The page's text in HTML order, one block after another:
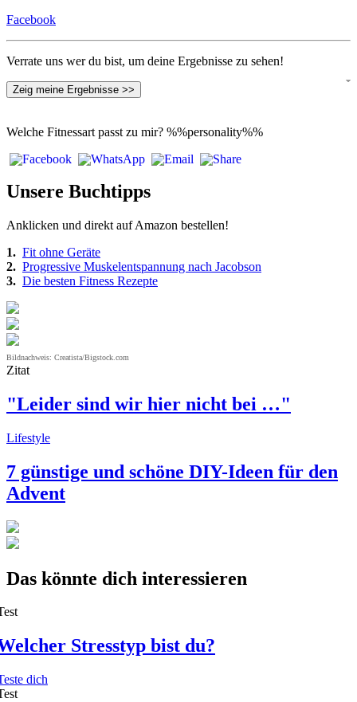
Facebook
Verrate uns wer du bist, um deine Ergebnisse zu sehen!
Zeig meine Ergebnisse >>
Welche Fitnessart passt zu mir? %%personality%%
Unsere Buchtipps
Anklicken und direkt auf Amazon bestellen!
1. Fit ohne Geräte
2. Progressive Muskelentspannung nach Jacobson
3. Die besten Fitness Rezepte
Bildnachweis: Creatista/Bigstock.com
Zitat
"Leider sind wir hier nicht bei …"
Lifestyle
7 günstige und schöne DIY-Ideen für den
Advent
Das könnte dich interessieren
Stresstyp bist du?
dich